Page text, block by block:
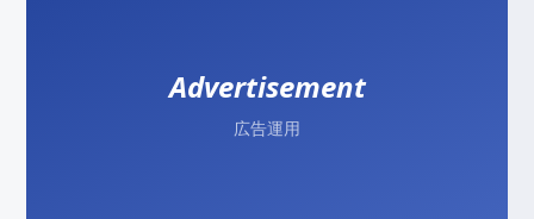
Advertisement
広告運用